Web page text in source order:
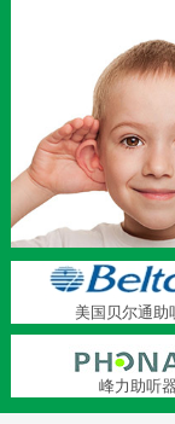
美国贝尔通助
峰力助听器